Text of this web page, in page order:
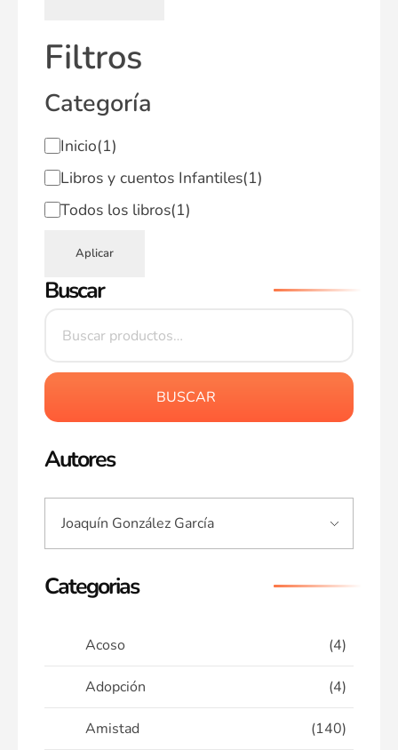
Filtros
Categoría
Inicio(1)
Libros y cuentos Infantiles(1)
Todos los libros(1)
Aplicar
Buscar
BUSCAR
Autores
Categorias
Acoso (4)
Adopción (4)
Amistad (140)